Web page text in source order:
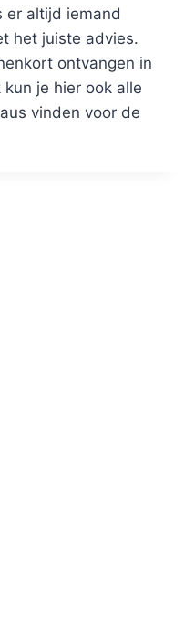
er altijd iemand
het juiste advies.
ontvangen in
je hier ook alle
vinden voor de